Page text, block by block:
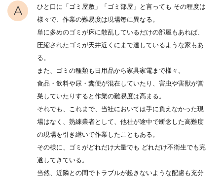
A
ひと口に「ゴミ屋敷」「ゴミ部屋」と言っても その程度は
様々で、作業の難易度は現場毎に異なる。
単に多めのゴミが床に散乱しているだけの部屋もあれば、
圧縮されたゴミが天井近くにまで達しているような家もあ
る。
また、ゴミの種類も日用品から家具家電まで様々。
食品・飲料や尿・糞便が混在していたり、害虫や害獣が営
巣していたりすると作業の難易度は高まる。
それでも、これまで、当社においては手に負えなかった現
場はなく、熟練業者として、他社が途中で断念した高難度
の現場を引き継いで作業したこともある。
その様に、ゴミがどれだけ大量でも どれだけ不衛生でも完
遂してきている。
当然、近隣との間でトラブルが起きないような配慮も充分